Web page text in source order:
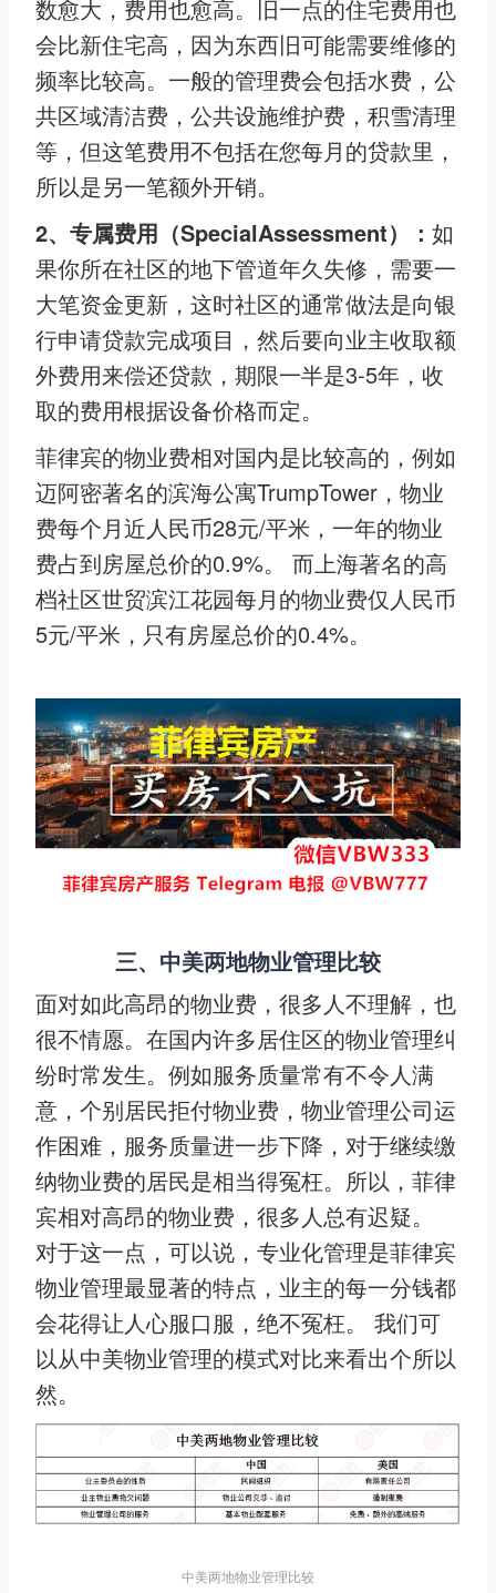
数愈大，费用也愈高。旧一点的住宅费用也
会比新住宅高，因为东西旧可能需要维修的
频率比较高。一般的管理费会包括水费，公
共区域清洁费，公共设施维护费，积雪清理
等，但这笔费用不包括在您每月的贷款里，
所以是另一笔额外开销。
2、专属费用（SpecialAssessment）： 如
果你所在社区的地下管道年久失修，需要一
大笔资金更新，这时社区的通常做法是向银
行申请贷款完成项目，然后要向业主收取额
外费用来偿还贷款，期限一半是3-5年，收
取的费用根据设备价格而定。
菲律宾的物业费相对国内是比较高的，例如
迈阿密著名的滨海公寓TrumpTower，物业
费每个月近人民币28元/平米，一年的物业
费占到房屋总价的0.9%。 而上海著名的高
档社区世贸滨江花园每月的物业费仅人民币
5元/平米，只有房屋总价的0.4%。
三、中美两地物业管理比较
面对如此高昂的物业费，很多人不理解，也
很不情愿。在国内许多居住区的物业管理纠
纷时常发生。例如服务质量常有不令人满
意，个别居民拒付物业费，物业管理公司运
作困难，服务质量进一步下降，对于继续缴
纳物业费的居民是相当得冤枉。所以，菲律
宾相对高昂的物业费，很多人总有迟疑。
对于这一点，可以说，专业化管理是菲律宾
物业管理最显著的特点，业主的每一分钱都
会花得让人心服口服，绝不冤枉。 我们可
以从中美物业管理的模式对比来看出个所以
然。
中美两地物业管理比较